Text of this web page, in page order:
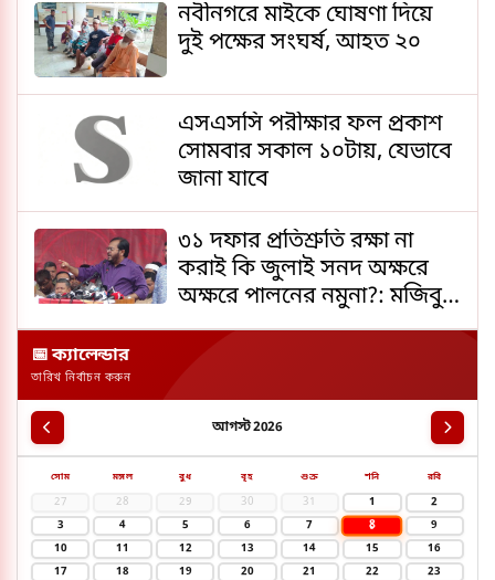
নবীনগরে মাইকে ঘোষণা দিয়ে
দুই পক্ষের সংঘর্ষ, আহত ২০
এসএসসি পরীক্ষার ফল প্রকাশ
সোমবার সকাল ১০টায়, যেভাবে
জানা যাবে
৩১ দফার প্রতিশ্রুতি রক্ষা না
করাই কি জুলাই সনদ অক্ষরে
অক্ষরে পালনের নমুনা?: মজিবুর
রহমান মঞ্জু
📅 ক্যালেন্ডার
তারিখ নির্বাচন করুন
আগস্ট 2026
সোম মঙ্গল বুধ বৃহ শুক্র শনি রবি
27 28 29 30 31 1
2
3
4 5 6 7 8
9
10
11 12 13 14 15
16
17
18 19 20 21 22
23